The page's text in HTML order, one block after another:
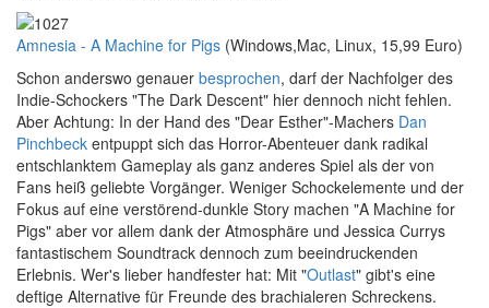
Amnesia - A Machine for Pigs (Windows,Mac, Linux, 15,99 Euro)
Schon anderswo genauer besprochen, darf der Nachfolger des
Indie-Schockers "The Dark Descent" hier dennoch nicht fehlen.
Aber Achtung: In der Hand des "Dear Esther"-Machers Dan
Pinchbeck entpuppt sich das Horror-Abenteuer dank radikal
entschlanktem Gameplay als ganz anderes Spiel als der von
Fans heiß geliebte Vorgänger. Weniger Schockelemente und der
Fokus auf eine verstörend-dunkle Story machen "A Machine for
Pigs" aber vor allem dank der Atmosphäre und Jessica Currys
fantastischem Soundtrack dennoch zum beeindruckenden
Erlebnis. Wer's lieber handfester hat: Mit "Outlast" gibt's eine
deftige Alternative für Freunde des brachialeren Schreckens.